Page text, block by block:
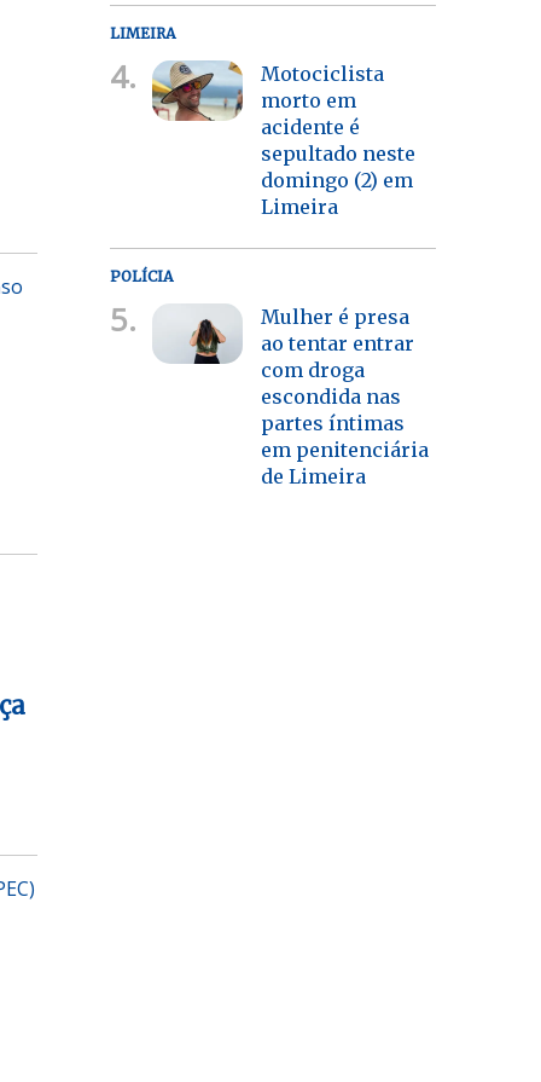
LIMEIRA
4.
Motociclista
morto em
acidente é
sepultado neste
domingo (2) em
Limeira
POLÍCIA
5.
Mulher é presa
ao tentar entrar
com droga
escondida nas
partes íntimas
em penitenciária
de Limeira